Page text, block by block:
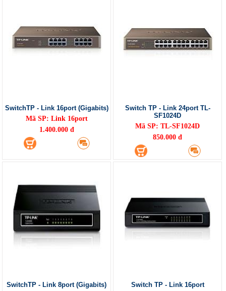
SwitchTP - Link 16port (Gigabits)
Mã SP: Link 16port
1.400.000 đ
Switch TP - Link 24port TL-
SF1024D
Mã SP: TL-SF1024D
850.000 đ
SwitchTP - Link 8port (Gigabits) Switch TP - Link 16port